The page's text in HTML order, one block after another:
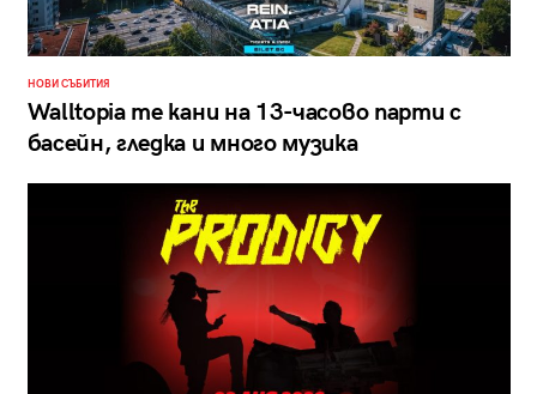
НОВИ СЪБИТИЯ
Walltopia те кани на 13-часово парти с
басейн, гледка и много музика